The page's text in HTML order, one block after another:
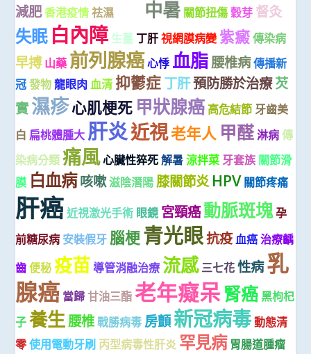
減肥香港疫情 祛濕 中暑 關節扭傷 穀芽 督灸
失眠 白內障 生薑 丁肝 視網膜病變 紫癜 傳染病
早搏 山藥 前列腺癌心悸 血脂腰椎病傳播新
冠 發物 龍眼肉 血清 抑鬱症丁肝預防勝於治療芡
實濕疹心肌梗死 甲狀腺癌 高危結節 牙齒美
白 扁桃體腫大 肝炎近視老年人 甲醛淋病 傳
染病分類 痛風心臟性猝死 解暑 涼拌菜 牙套族 關節滑
膜 白血病咳嗽滋陰潛陽 膝關節炎 HPV 關節疼痛
肝癌 近視激光手術 眼鏡 宮頸癌動脈斑塊孕
前糖尿病 安裝假牙 腦梗青光眼抗疫血癌 治療齲
齒 便秘 疫苗 導管消融治療 流感 三七花 性病乳
腺癌 當歸 甘油三酯 老年癡呆 腎癌 黑枸杞
子 養生腰椎戰勝病毒 房顫新冠病毒動態清
零使用電動牙刷 丙型病毒性肝炎 罕見病 胃腸道腫瘤